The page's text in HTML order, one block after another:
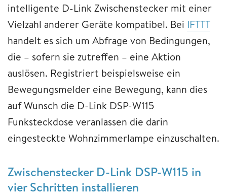
intelligente D-Link Zwischenstecker mit einer
Vielzahl anderer Geräte kompatibel. Bei IFTTT
handelt es sich um Abfrage von Bedingungen,
die – sofern sie zutreffen – eine Aktion
auslösen. Registriert beispielsweise ein
Bewegungsmelder eine Bewegung, kann dies
auf Wunsch die D-Link DSP-W115
Funksteckdose veranlassen die darin
eingesteckte Wohnzimmerlampe einzuschalten.
Zwischenstecker D-Link DSP-W115 in
vier Schritten installieren